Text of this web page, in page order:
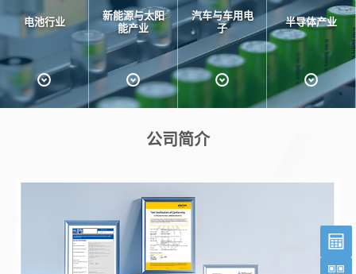
电池行业
新能源与太阳
能产业
汽车与车用电
子
半导体产业
公司简介